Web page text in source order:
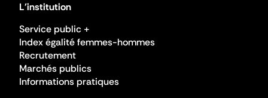
L'institution
Service public +
Index égalité femmes-hommes
Recrutement
Marchés publics
Informations pratiques